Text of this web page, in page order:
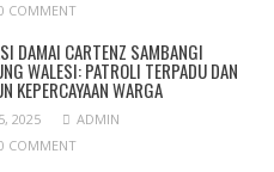
COMMENT
DAMAI CARTENZ SAMBANGI
WALESI: PATROLI TERPADU DAN
KEPERCAYAAN WARGA
2025
ADMIN
COMMENT